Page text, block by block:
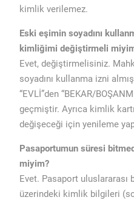
kimlik verilemez.
Eski eşimin soyadını
kimliğimi değiştirmeli
Evet, değiştirmelisiniz.
soyadını kullanma izni
“EVLİ”den “BEKAR/
geçmiştir. Ayrıca kimlik
değişeceği için yenileme
Pasaportumun süresi
miyim?
Evet. Pasaport uluslararası
üzerindeki kimlik bilgileri